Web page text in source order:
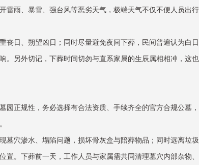
雷雨、暴雪、强台风等恶劣天气，极端天气不仅不便人员出
丧日、朔望凶日；同时尽量避免夜间下葬，民间普遍认为白
。另外切记，下葬时间切勿与直系家属的生辰属相相冲，这
园正规性，务必选择有合法资质、手续齐全的官方合规公墓
墓穴渗水、塌陷问题，损坏骨灰盒与陪葬物品；同时远离垃
置。下葬前一天，工作人员与家属需共同清理墓穴内部杂物